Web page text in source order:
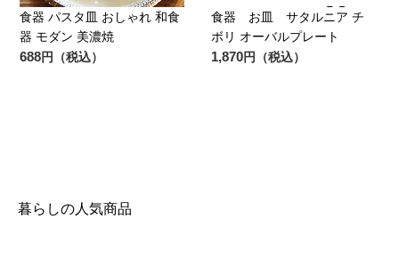
食器 パスタ皿 おしゃれ 和食
器 モダン 美濃焼
688円（税込）
食器 お皿 サタルニア チ
ボリ オーバルプレート
1,870円（税込）
暮らしの人気商品